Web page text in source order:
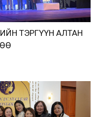
ТЭРГҮҮН АЛТАН